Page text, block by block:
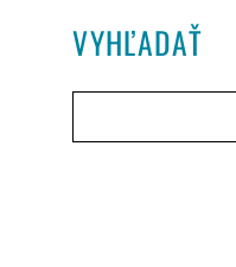
VYHĽADAŤ